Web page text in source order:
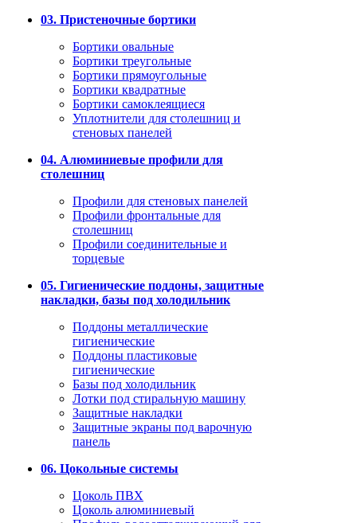
03. Пристеночные бортики
Бортики овальные
Бортики треугольные
Бортики прямоугольные
Бортики квадратные
Бортики самоклеящиеся
Уплотнители для столешниц и
стеновых панелей
04. Алюминиевые профили для
столешниц
Профили для стеновых панелей
Профили фронтальные для
столешниц
Профили соединительные и
торцевые
05. Гигиенические поддоны, защитные
накладки, базы под холодильник
Поддоны металлические
гигиенические
Поддоны пластиковые
гигиенические
Базы под холодильник
Лотки под стиральную машину
Защитные накладки
Защитные экраны под варочную
панель
06. Цокольные системы
Цоколь ПВХ
Цоколь алюминиевый